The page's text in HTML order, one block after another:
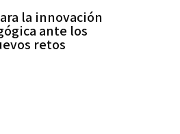
la innovación
ante los
retos